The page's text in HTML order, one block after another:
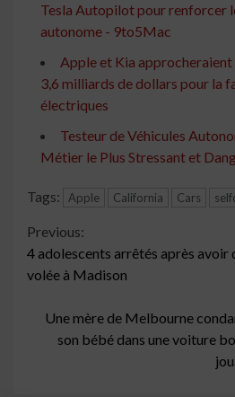
Tesla Autopilot pour renforcer
autonome - 9to5Mac
Apple et Kia
3,6 milliards de dollars pour la
électriques
Testeur de Véhicules
Métier le Plus Stressant et
Tags: Apple California Cars
Continue
Reading
Previous:
4 adolescents arrêtés après
volée à Madison
Une mère de Melbourne
son bébé dans une voiture